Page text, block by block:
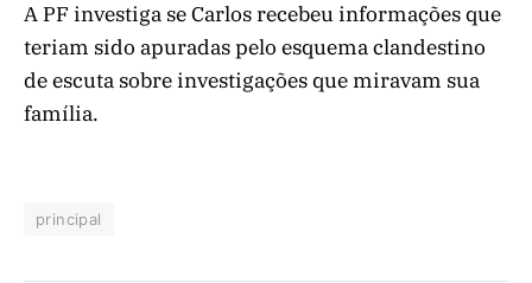
A PF investiga se Carlos recebeu informações que
teriam sido apuradas pelo esquema clandestino
de escuta sobre investigações que miravam sua
família.
principal